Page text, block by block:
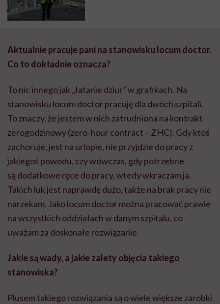
Aktualnie pracuje pani na stanowisku locum doctor.
Co to dokładnie oznacza?
To nic innego jak „łatanie dziur” w grafikach. Na
stanowisku locum doctor pracuję dla dwóch szpitali.
To znaczy, że jestem w nich zatrudniona na kontrakt
zerogodzinowy (zero-hour contract – ZHC). Gdy ktoś
zachoruje, jest na urlopie, nie przyjdzie do pracy z
jakiegoś powodu, czy wówczas, gdy potrzebne
są dodatkowe ręce do pracy, wtedy wkraczam ja.
Takich luk jest naprawdę dużo, także na brak pracy nie
narzekam. Jako locum doctor można pracować prawie
na wszystkich oddziałach w danym szpitalu, co
uważam za doskonałe rozwiązanie.
Jakie są wady, a jakie zalety objęcia takiego
stanowiska?
Plusem takiego rozwiązania są o wiele większe zarobki